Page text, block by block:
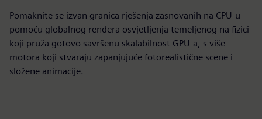
Pomaknite se izvan granica rješenja zasnovanih na CPU-u
pomoću globalnog rendera osvjetljenja temeljenog na fizici
koji pruža gotovo savršenu skalabilnost GPU-a, s više
motora koji stvaraju zapanjujuće fotorealistične scene i
složene animacije.